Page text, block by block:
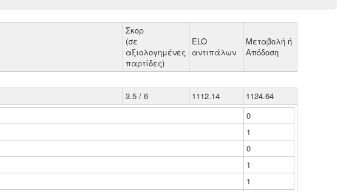
Σκορ
(σε
αξιολογημένες
παρτίδες)
ELO
αντιπάλων
Μεταβολή ή
Απόδοση
3.5 / 6 1112.14
1124.64
0
1
0
1
1